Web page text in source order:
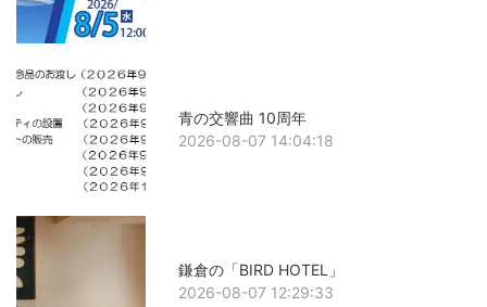
青の交響曲 10周年
2026-08-07 14:04:18
鎌倉の「BIRD HOTEL」
2026-08-07 12:29:33